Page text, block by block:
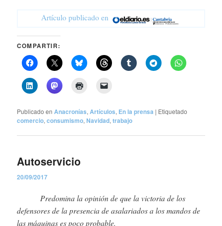
Artículo publicado en
COMPARTIR:
Publicado en Anacronías,Artículos, En la prensa | Etiquetado
comercio,consumismo,Navidad,trabajo
Autoservicio
20/09/2017
Predomina la opinión de que la victoria de los
defensores de la presencia de asalariados a los mandos de
las máquinas es poco probable.